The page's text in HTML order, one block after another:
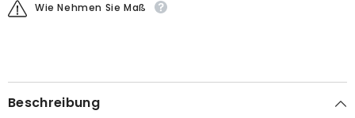
Wie Nehmen Sie Maß
Beschreibung